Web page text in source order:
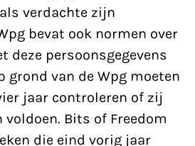
verdachte zijn
bevat ook normen over
deze persoonsgegevens
grond van de Wpg moeten
jaar controleren of zij
voldoen. Bits of Freedom
die eind vorig jaar